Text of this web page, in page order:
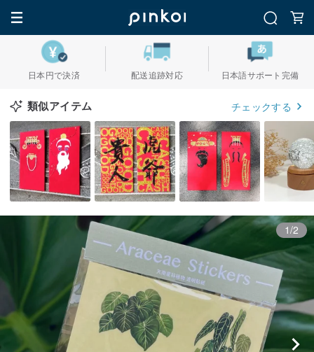
日本円で決済 配送追跡対応 日本語サポート完備
類似アイテム チェックする
1/2